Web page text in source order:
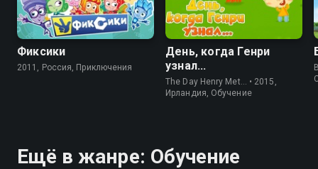
Фиксики
2011, Россия, Приключения
День, когда Генри
узнал...
The Day Henry Met… • 2015,
Ирландия, Обучение
Ещё в жанре: Обучение